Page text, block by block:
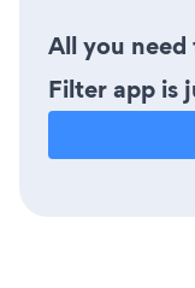
All you
Filter app is